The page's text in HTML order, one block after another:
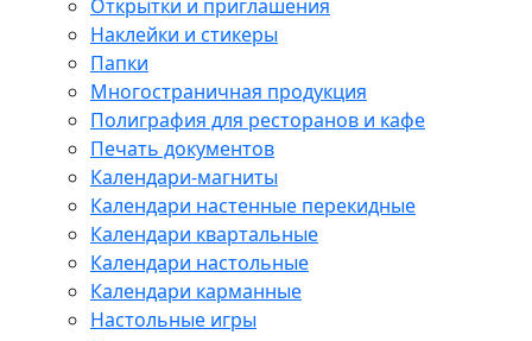
Открытки и приглашения
Наклейки и стикеры
Папки
Многостраничная продукция
Полиграфия для ресторанов и кафе
Печать документов
Календари-магниты
Календари настенные перекидные
Календари квартальные
Календари настольные
Календари карманные
Настольные игры